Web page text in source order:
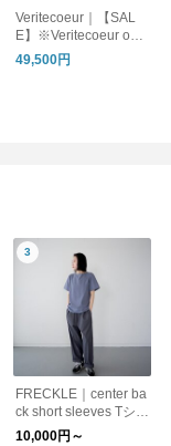
Veritecoeur｜【SAL
E】※Veritecoeur onli
ne 限定※ 切替ギャザ
ーワンピース / NT-102
49,500円
FRECKLE｜center ba
ck short sleeves Tシャ
ツ/6色3サイズ展開
10,000円～